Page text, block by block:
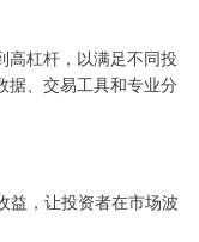
高杠杆，以满足不同投
据、交易工具和专业分
益，让投资者在市场波